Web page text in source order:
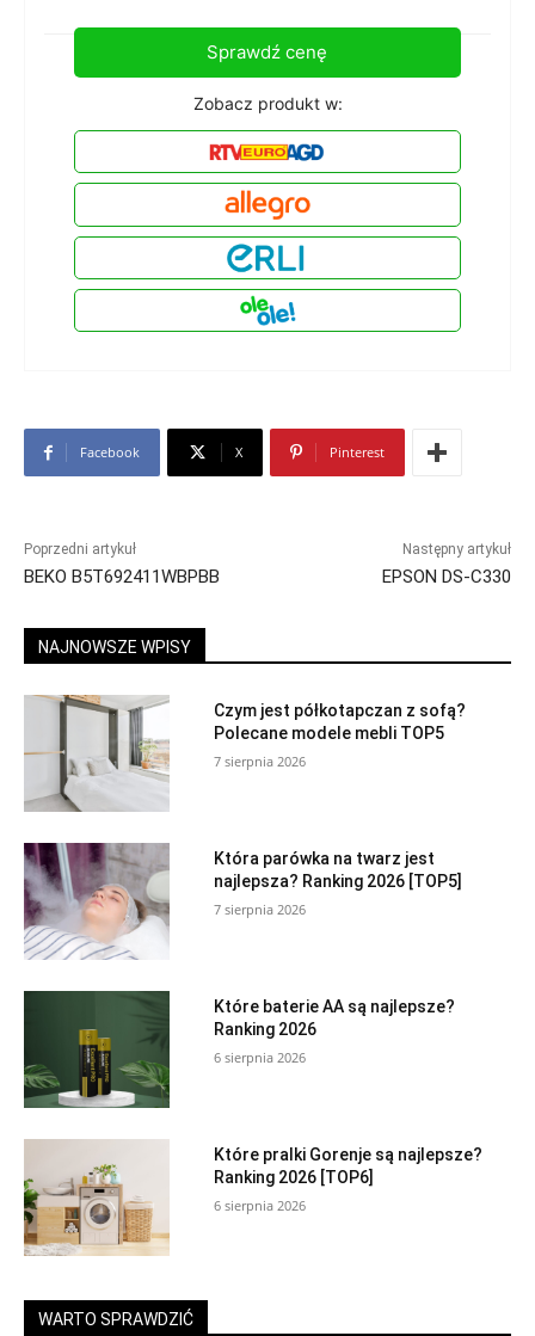
Sprawdź cenę
Zobacz produkt w:
Facebook X Pinterest
Poprzedni artykuł
BEKO B5T692411WBPBB
Następny artykuł
EPSON DS-C330
NAJNOWSZE WPISY
Czym jest półkotapczan z sofą?
Polecane modele mebli TOP5
7 sierpnia 2026
Która parówka na twarz jest
najlepsza? Ranking 2026 [TOP5]
7 sierpnia 2026
Które baterie AA są najlepsze?
Ranking 2026
6 sierpnia 2026
Które pralki Gorenje są najlepsze?
Ranking 2026 [TOP6]
6 sierpnia 2026
WARTO SPRAWDZIĆ